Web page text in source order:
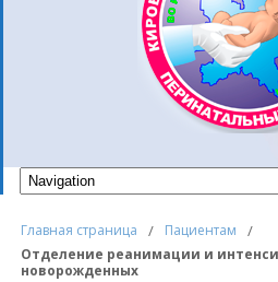
Главная страница / Пациентам /
Отделение реанимации и
новорожденных